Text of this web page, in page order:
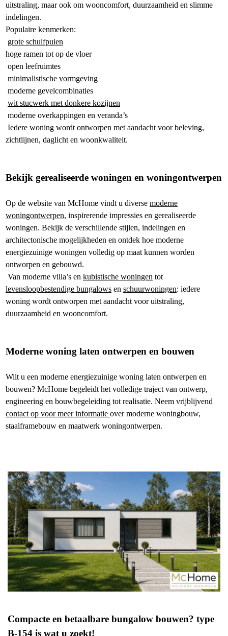
uitstraling, maar ook om wooncomfort, duurzaamheid en slimme
indelingen.
Populaire kenmerken:
grote schuifpuien
hoge ramen tot op de vloer
open leefruimtes
minimalistische vormgeving
moderne gevelcombinaties
wit stucwerk met donkere kozijnen
moderne overkappingen en veranda’s
Iedere woning wordt ontworpen met aandacht voor beleving,
zichtlijnen, daglicht en woonkwaliteit.
Bekijk gerealiseerde woningen en woningontwerpen
Op de website van McHome vindt u diverse moderne
woningontwerpen, inspirerende impressies en gerealiseerde
woningen. Bekijk de verschillende stijlen, indelingen en
architectonische mogelijkheden en ontdek hoe moderne
energiezuinige woningen volledig op maat kunnen worden
ontworpen en gebouwd.
Van moderne villa’s en kubistische woningen tot
levensloopbestendige bungalows en schuurwoningen: iedere
woning wordt ontworpen met aandacht voor uitstraling,
duurzaamheid en wooncomfort.
Moderne woning laten ontwerpen en bouwen
Wilt u een moderne energiezuinige woning laten ontwerpen en
bouwen? McHome begeleidt het volledige traject van ontwerp,
engineering en bouwbegeleiding tot realisatie. Neem vrijblijvend
contact op voor meer informatie over moderne woningbouw,
staalframebouw en maatwerk woningontwerpen.
Compacte en betaalbare bungalow bouwen? type
B-154 is wat u zoekt!